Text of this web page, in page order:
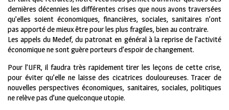
dernières décennies les différentes crises que nous avons traversées
qu’elles soient économiques, financières, sociales, sanitaires n’ont
pas apporté de mieux être pour les plus fragiles, bien au contraire.
Les appels du Medef, du patronat en général à la reprise de l’activité
économique ne sont guère porteurs d’espoir de changement.
Pour l’UFR, il faudra très rapidement tirer les leçons de cette crise,
pour éviter qu’elle ne laisse des cicatrices douloureuses. Tracer de
nouvelles perspectives économiques, sanitaires, sociales, politiques
ne relève pas d’une quelconque utopie.